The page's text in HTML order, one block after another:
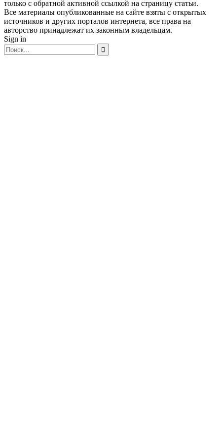
только с обратной активной ссылкой на страницу статьи.
Все материалы опубликованные на сайте взяты с открытых
источников и других порталов интернета, все права на
авторство принадлежат их законным владельцам.
Sign in